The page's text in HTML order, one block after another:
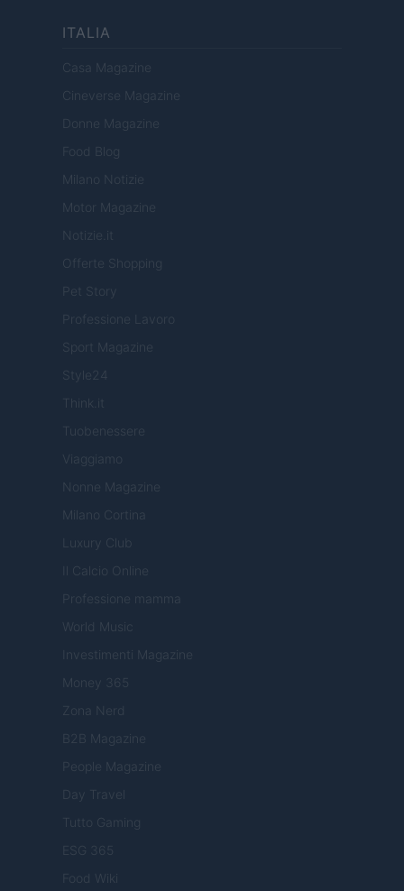
ITALIA
Casa Magazine
Cineverse Magazine
Donne Magazine
Food Blog
Milano Notizie
Motor Magazine
Notizie.it
Offerte Shopping
Pet Story
Professione Lavoro
Sport Magazine
Style24
Think.it
Tuobenessere
Viaggiamo
Nonne Magazine
Milano Cortina
Luxury Club
Il Calcio Online
Professione mamma
World Music
Investimenti Magazine
Money 365
Zona Nerd
B2B Magazine
People Magazine
Day Travel
Tutto Gaming
ESG 365
Food Wiki